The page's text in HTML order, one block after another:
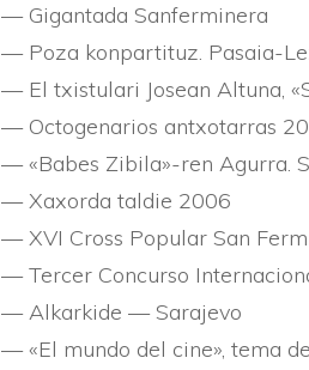
— Gigantada Sanferminera
— Poza konpartituz. Pasaia-
— El txistulari Josean Altuna,
— Octogenarios antxotarras
— «Babes Zibila»-ren Agurra.
— Xaxorda taldie 2006
— XVI Cross Popular San
— Tercer Concurso
— Alkarkide — Sarajevo
— «El mundo del cine», tema